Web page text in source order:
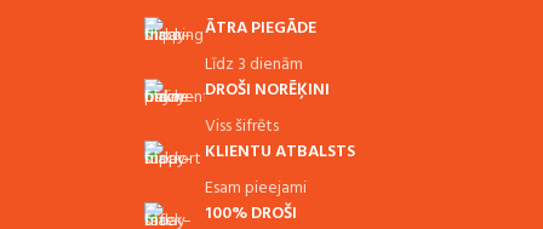
ĀTRA PIEGĀDE
Līdz 3 dienām
DROŠI NORĒĶINI
Viss šifrēts
KLIENTU ATBALSTS
Esam pieejami
100% DROŠI